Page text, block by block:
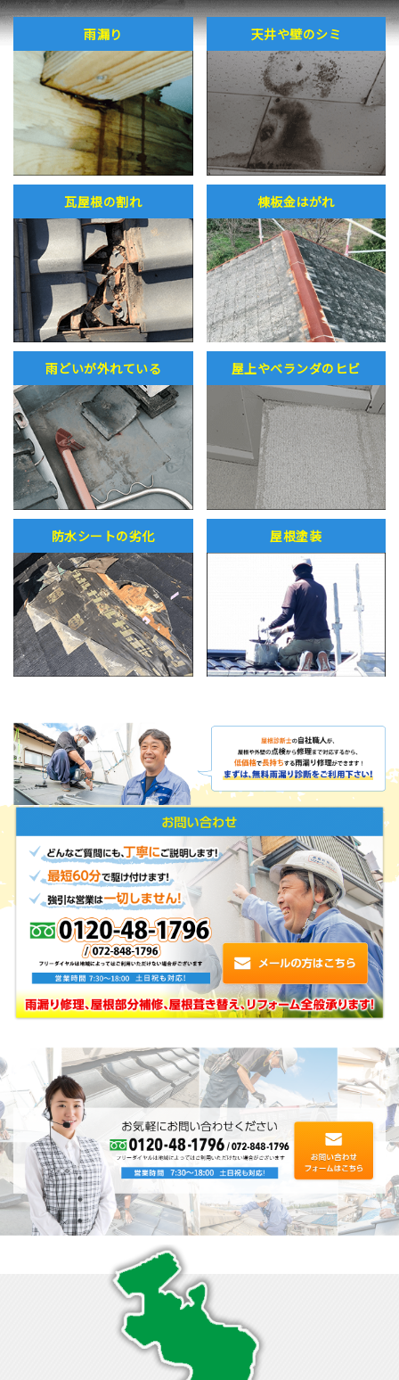
雨漏り 天井や壁のシミ
瓦屋根の割れ 棟板金はがれ
雨どいが外れている 屋上やベランダのヒビ
防水シートの劣化 屋根塗装